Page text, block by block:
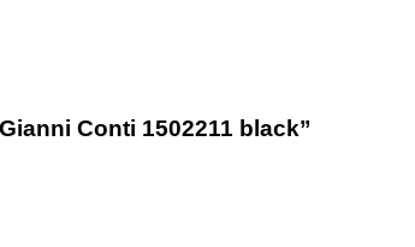
Conti 1502211 black”